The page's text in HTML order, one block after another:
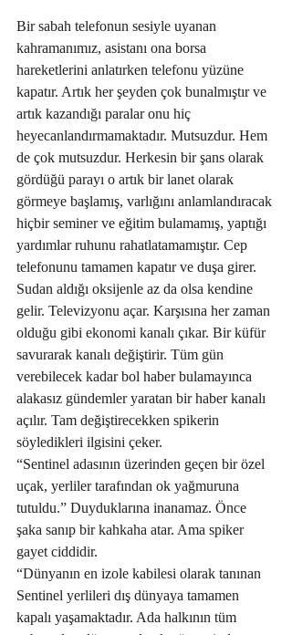
Bir sabah telefonun sesiyle uyanan
kahramanımız, asistanı ona borsa
hareketlerini anlatırken telefonu yüzüne
kapatır. Artık her şeyden çok bunalmıştır ve
artık kazandığı paralar onu hiç
heyecanlandırmamaktadır. Mutsuzdur. Hem
de çok mutsuzdur. Herkesin bir şans olarak
gördüğü parayı o artık bir lanet olarak
görmeye başlamış, varlığını anlamlandıracak
hiçbir seminer ve eğitim bulamamış, yaptığı
yardımlar ruhunu rahatlatamamıştır. Cep
telefonunu tamamen kapatır ve duşa girer.
Sudan aldığı oksijenle az da olsa kendine
gelir. Televizyonu açar. Karşısına her zaman
olduğu gibi ekonomi kanalı çıkar. Bir küfür
savurarak kanalı değiştirir. Tüm gün
verebilecek kadar bol haber bulamayınca
alakasız gündemler yaratan bir haber kanalı
açılır. Tam değiştirecekken spikerin
söyledikleri ilgisini çeker.
“Sentinel adasının üzerinden geçen bir özel
uçak, yerliler tarafından ok yağmuruna
tutuldu.” Duyduklarına inanamaz. Önce
şaka sanıp bir kahkaha atar. Ama spiker
gayet ciddidir.
“Dünyanın en izole kabilesi olarak tanınan
Sentinel yerlileri dış dünyaya tamamen
kapalı yaşamaktadır. Ada halkının tüm